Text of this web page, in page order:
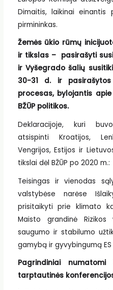
Dimaitis, laikinai einantis
pirmininkas.
Žemės ūkio rūmų
ir tikslas – pasirašyti
ir Vyšegrado šalių
30-31 d. ir
procesas, bylojantis
BŽŪP politikos.
Deklaracijoje, kuri
atsispinti Kroatijos,
Vengrijos, Estijos ir
tikslai dėl BŽŪP po 2020 m.:
Teisingas ir vienodas
valstybėse narėse
prisitaikyti prie klimato
Maisto grandinė Rizikos
saugumo ir stabilumo
gamybą ir gyvybingumą ES
Pagrindiniai
tarptautinės